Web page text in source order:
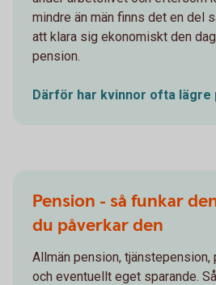
mindre än män finns det en del
att klara sig ekonomiskt den
pension.
Därför har kvinnor ofta lägre
Pension - så funkar
du påverkar den
Allmän pension,
och eventuellt eget sparande.